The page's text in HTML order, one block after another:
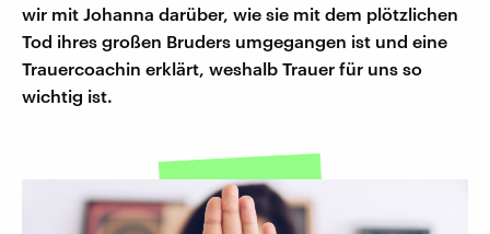
wir mit Johanna darüber, wie sie mit dem plötzlichen
Tod ihres großen Bruders umgegangen ist und eine
Trauercoachin erklärt, weshalb Trauer für uns so
wichtig ist.